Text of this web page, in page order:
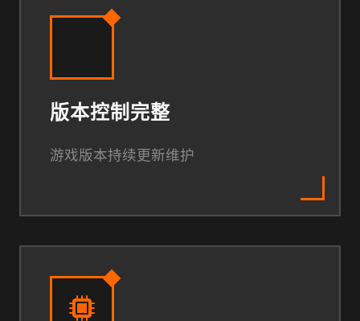
版本控制完整
游戏版本持续更新维护